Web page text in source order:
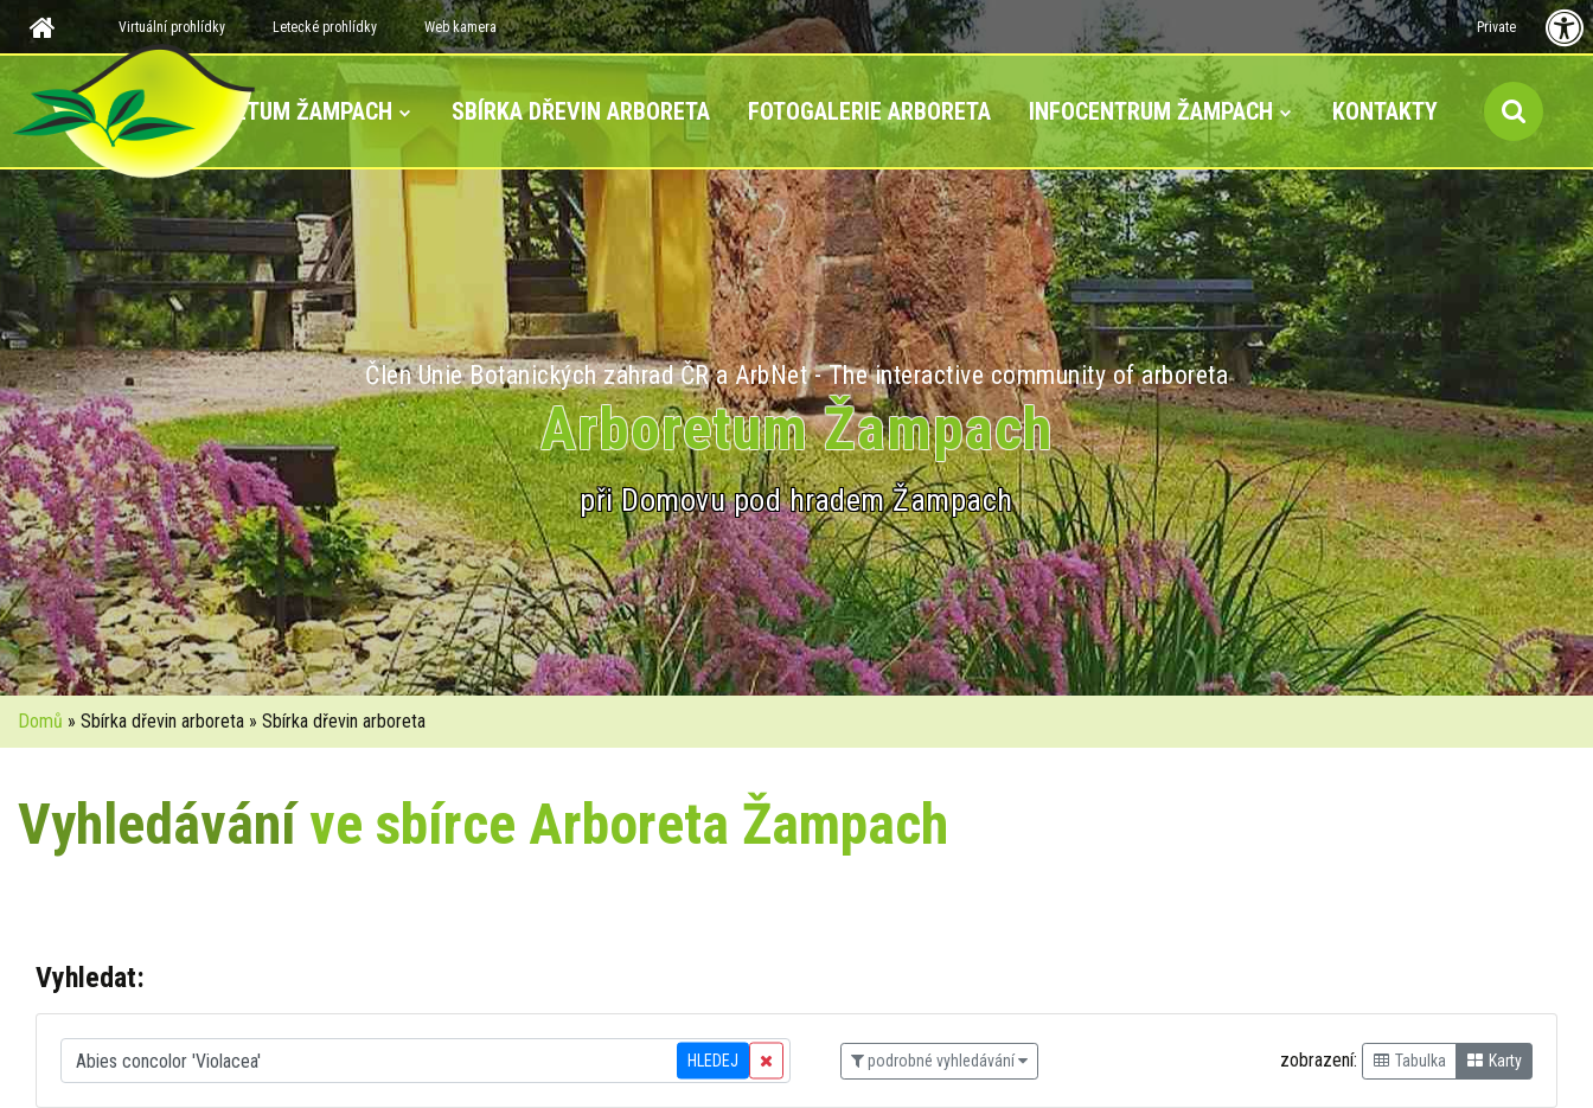
Virtuální prohlídky Letecké prohlídky Web kamera Private
ARBORETUM ŽAMPACH SBÍRKA DŘEVIN ARBORETA FOTOGALERIE ARBORETA INFOCENTRUM ŽAMPACH KONTAKTY
Člen Unie Botanických zahrad ČR a ArbNet - The interactive community of arboreta
Arboretum Žampach
při Domovu pod hradem Žampach
Domů » Sbírka dřevin arboreta » Sbírka dřevin arboreta
Vyhledáváníve sbírce Arboreta Žampach
Vyhledat:
HLEDEJ podrobné vyhledávání zobrazení: Tabulka Karty